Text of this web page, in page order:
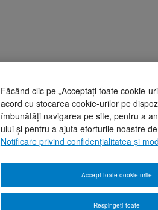
Făcând clic pe „Acceptați toate cookie-
acord cu stocarea cookie-urilor pe
îmbunătăți navigarea pe site, pentru a
ului și pentru a ajuta eforturile noastre
Notificare privind confidențialitatea și
Respingeți toate
Accept toate cookie-urile